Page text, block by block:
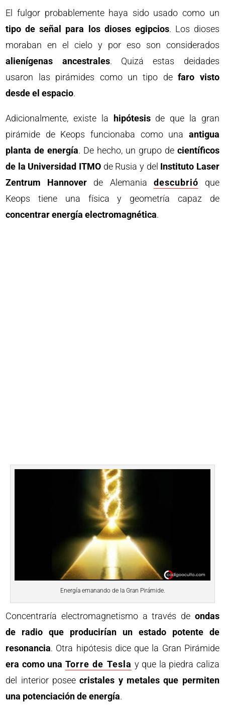
El fulgor probablemente haya sido usado como un
tipo de señal para los dioses egipcios. Los dioses
moraban en el cielo y por eso son considerados
alienígenas ancestrales. Quizá estas deidades
usaron las pirámides como un tipo defaro visto
desde el espacio.
Adicionalmente, existe la hipótesisde que la gran
pirámide de Keops funcionaba como una antigua
planta de energía. De hecho, un grupo de científicos
de la Universidad ITMO de Rusia y del Instituto Laser
Zentrum Hannover de Alemania descubrió que
Keops tiene una física y geometría capaz de
concentrar energía electromagnética.
Energía emanando de la Gran Pirámide.
Concentraría electromagnetismo a través de ondas
de radio que producirían un estado potente de
resonancia. Otra hipótesis dice que la Gran Pirámide
era como una Torre de Tesla y que la piedra caliza
del interior poseecristales y metales que permiten
una potenciación de energía.